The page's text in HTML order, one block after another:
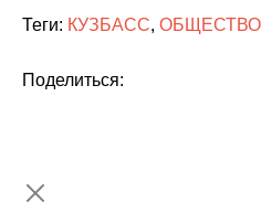
Теги: КУЗБАСС, ОБЩЕСТВО
Поделиться: